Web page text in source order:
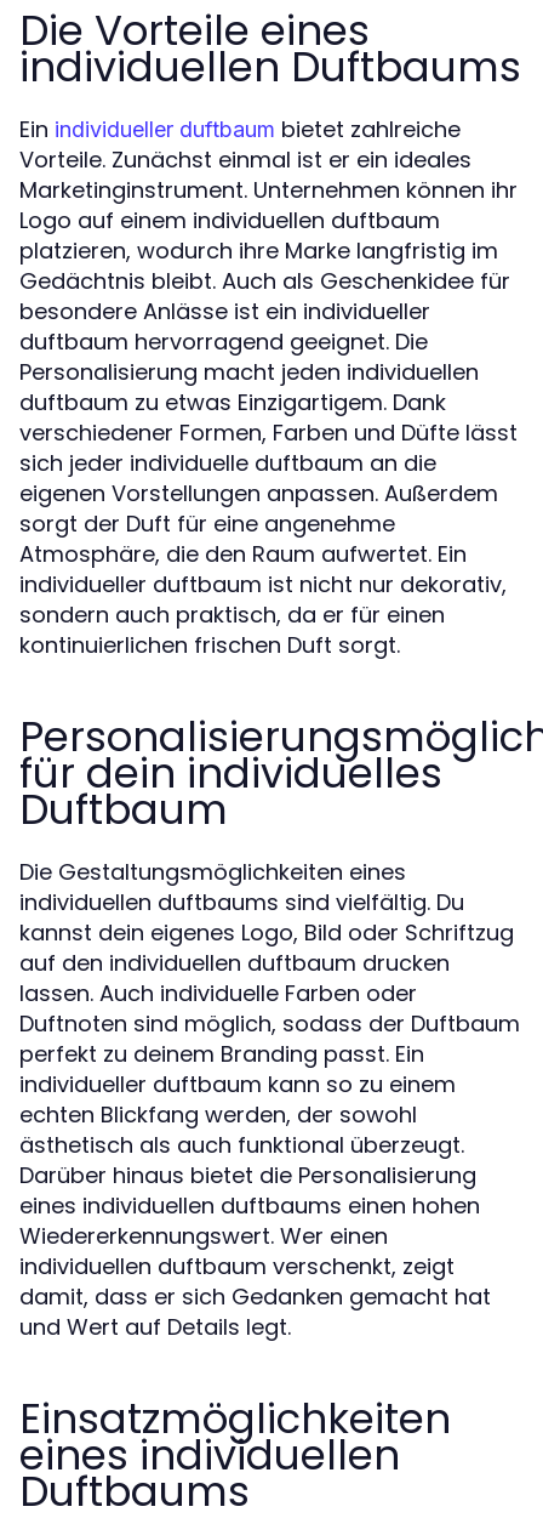
Die Vorteile eines
individuellen Duftbaums
Ein individueller duftbaum bietet zahlreiche
Vorteile. Zunächst einmal ist er ein ideales
Marketinginstrument. Unternehmen können ihr
Logo auf einem individuellen duftbaum
platzieren, wodurch ihre Marke langfristig im
Gedächtnis bleibt. Auch als Geschenkidee für
besondere Anlässe ist ein individueller
duftbaum hervorragend geeignet. Die
Personalisierung macht jeden individuellen
duftbaum zu etwas Einzigartigem. Dank
verschiedener Formen, Farben und Düfte lässt
sich jeder individuelle duftbaum an die
eigenen Vorstellungen anpassen. Außerdem
sorgt der Duft für eine angenehme
Atmosphäre, die den Raum aufwertet. Ein
individueller duftbaum ist nicht nur dekorativ,
sondern auch praktisch, da er für einen
kontinuierlichen frischen Duft sorgt.
für dein individuelles
Duftbaum
Die Gestaltungsmöglichkeiten eines
individuellen duftbaums sind vielfältig. Du
kannst dein eigenes Logo, Bild oder Schriftzug
auf den individuellen duftbaum drucken
lassen. Auch individuelle Farben oder
Duftnoten sind möglich, sodass der Duftbaum
perfekt zu deinem Branding passt. Ein
individueller duftbaum kann so zu einem
echten Blickfang werden, der sowohl
ästhetisch als auch funktional überzeugt.
Darüber hinaus bietet die Personalisierung
eines individuellen duftbaums einen hohen
Wiedererkennungswert. Wer einen
individuellen duftbaum verschenkt, zeigt
damit, dass er sich Gedanken gemacht hat
und Wert auf Details legt.
Einsatzmöglichkeiten
eines individuellen
Duftbaums